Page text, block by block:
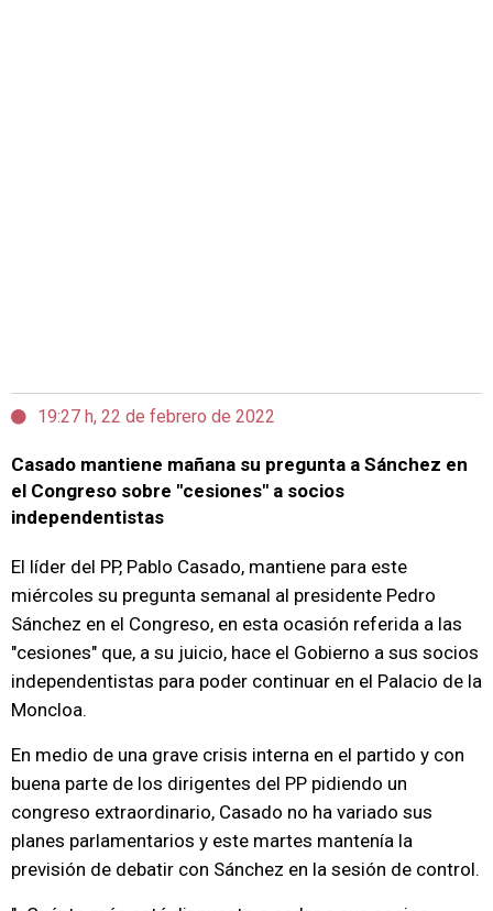
19:27 h, 22 de febrero de 2022
Casado mantiene mañana su pregunta a Sánchez en
el Congreso sobre "cesiones" a socios
independentistas
El líder del PP, Pablo Casado, mantiene para este
miércoles su pregunta semanal al presidente Pedro
Sánchez en el Congreso, en esta ocasión referida a las
"cesiones" que, a su juicio, hace el Gobierno a sus socios
independentistas para poder continuar en el Palacio de la
Moncloa.
En medio de una grave crisis interna en el partido y con
buena parte de los dirigentes del PP pidiendo un
congreso extraordinario, Casado no ha variado sus
planes parlamentarios y este martes mantenía la
previsión de debatir con Sánchez en la sesión de control.